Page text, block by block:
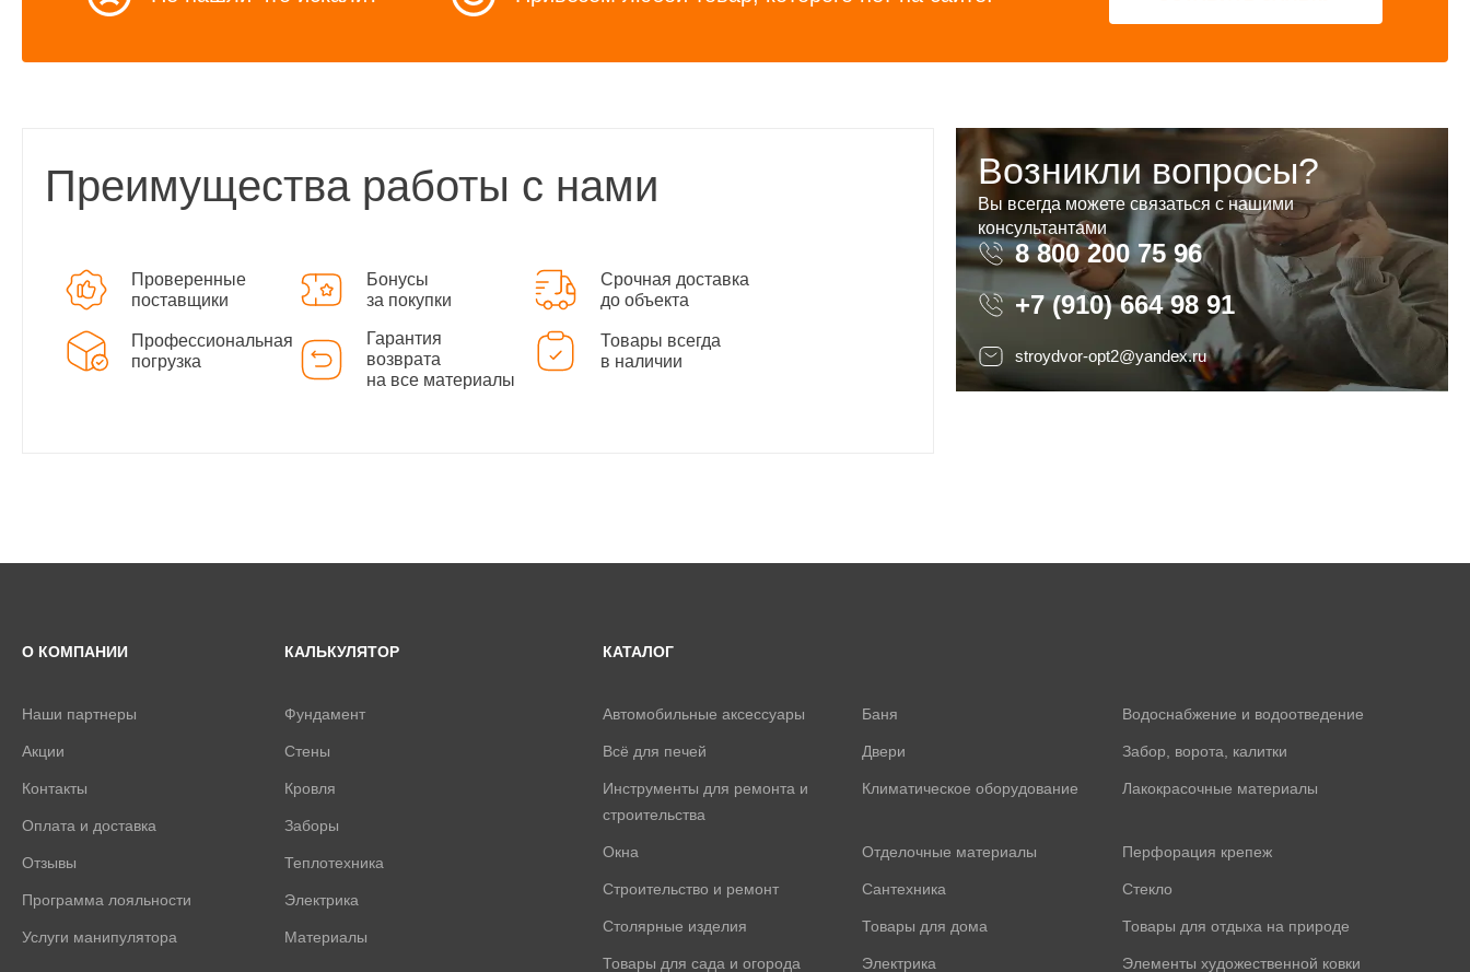
Преимущества работы с нами
Проверенные
поставщики
Бонусы
за покупки
Срочная доставка
до объекта
Профессиональная
погрузка
Гарантия
возврата
на все материалы
Товары всегда
в наличии
Возникли вопросы?
Вы всегда можете связаться с нашими
консультантами
8 800 200 75 96 8 800 200 75 96
+7 (910) 664 98 91
stroydvor-opt2@yandex.ru
О КОМПАНИИ
Наши партнеры
Акции
Контакты
Оплата и доставка
Отзывы
Программа лояльности
Услуги манипулятора
КАЛЬКУЛЯТОР
Фундамент
Стены
Кровля
Заборы
Теплотехника
Электрика
Материалы
КАТАЛОГ
Автомобильные аксессуары Баня Водоснабжение и водоотведение
Всё для печей Двери Забор, ворота, калитки
Инструменты для ремонта и
строительства
Климатическое оборудование Лакокрасочные материалы
Окна Отделочные материалы Перфорация крепеж
Строительство и ремонт Сантехника Стекло
Столярные изделия Товары для дома Товары для отдыха на природе
Товары для сада и огорода Электрика Элементы художественной ковки